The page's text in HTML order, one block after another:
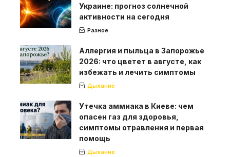
Украине: прогноз солнечной
активности на сегодня
Разное
Аллергия и пыльца в Запорожье
2026: что цветет в августе, как
избежать и лечить симптомы
Дыхание
Утечка аммиака в Киеве: чем
опасен газ для здоровья,
симптомы отравления и первая
помощь
Дыхание